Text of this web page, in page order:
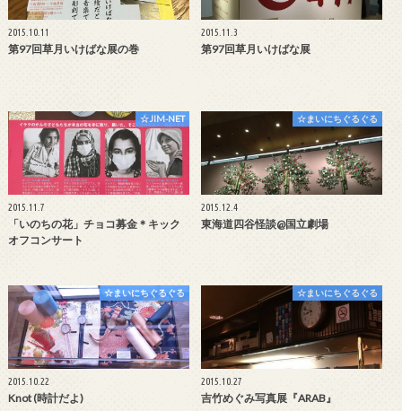
2015.10.11
第97回草月いけばな展の巻
2015.11.3
第97回草月いけばな展
☆JIM-NET
2015.11.7
「いのちの花」チョコ募金＊キック
オフコンサート
☆まいにちぐるぐる
2015.12.4
東海道四谷怪談@国立劇場
☆まいにちぐるぐる
2015.10.22
Knot (時計だよ)
☆まいにちぐるぐる
2015.10.27
吉竹めぐみ写真展『ARAB』